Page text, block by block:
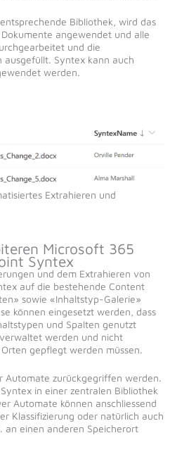
Bibliothek, wird das
angewendet und alle
und die
Syntex kann auch
werden.
Extrahieren und
Microsoft 365
Syntex
und dem Extrahieren von
auf die bestehende Content
sowie «Inhaltstyp-Galerie»
können eingesetzt werden, dass
und Spalten genutzt
werden und nicht
gepflegt werden müssen.
Automate zurückgegriffen werden.
in einer zentralen Bibliothek
Automate können anschliessend
Klassifizierung oder natürlich auch
einen anderen Speicherort